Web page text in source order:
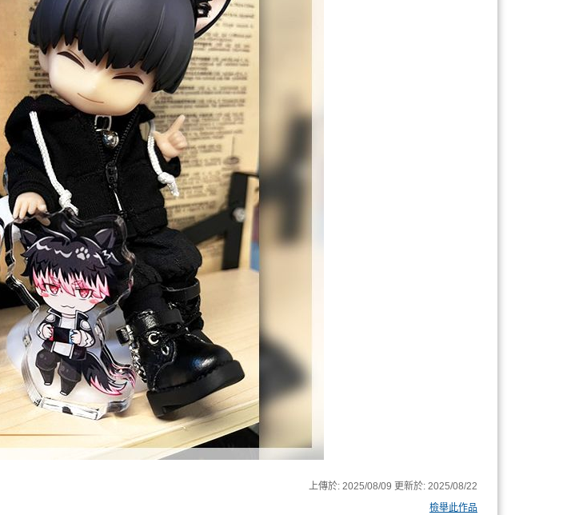
上傳於: 2025/08/09 更新於: 2025/08/22
檢舉此作品